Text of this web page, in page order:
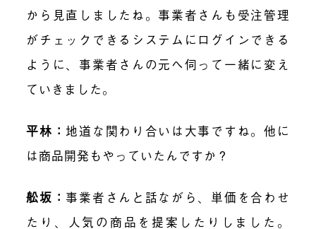
から見直しましたね。事業者さんも受注管理
がチェックできるシステムにログインできる
ように、事業者さんの元へ伺って一緒に変え
ていきました。
平林：地道な関わり合いは大事ですね。他に
は商品開発もやっていたんですか？
舩坂：事業者さんと話ながら、単価を合わせ
たり、人気の商品を提案したりしました。